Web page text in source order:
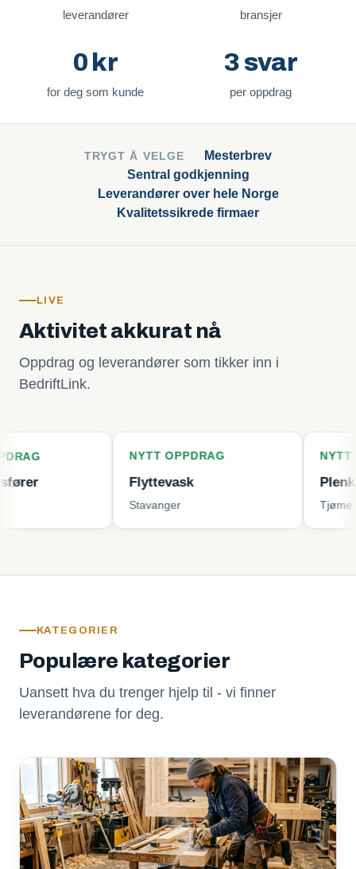
leverandører bransjer
0 kr
for deg som kunde
3 svar
per oppdrag
TRYGT Å VELGE
Mesterbrev
Sentral godkjenning
Leverandører over hele Norge
Kvalitetssikrede firmaer
LIVE
Aktivitet akkurat nå
Oppdrag og leverandører som tikker inn i
BedriftLink.
NYTT OPPDRAG
Flyttevask
NYTT
Plenklipping
KATEGORIER
Populære kategorier
Uansett hva du trenger hjelp til - vi finner
leverandørene for deg.